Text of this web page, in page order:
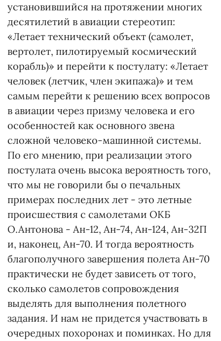
установившийся на протяжении многих
десятилетий в авиации стереотип:
«Летает технический объект (самолет,
вертолет, пилотируемый космический
корабль)» и перейти к постулату: «Летает
человек (летчик, член экипажа)» и тем
самым перейти к решению всех вопросов
в авиации через призму человека и его
особенностей как основного звена
сложной человеко-машинной системы.
По его мнению, при реализации этого
постулата очень высока вероятность того,
что мы не говорили бы о печальных
примерах последних лет - это летные
происшествия с самолетами ОКБ
О.Антонова - Ан-12, Ан-74, Ан-124, Ан-32П
и, наконец, Ан-70. И тогда вероятность
благополучного завершения полета Ан-70
практически не будет зависеть от того,
сколько самолетов сопровождения
выделять для выполнения полетного
задания. И нам не придется участвовать в
очередных похоронах и поминках. Но для